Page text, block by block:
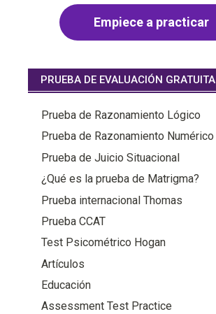
Empiece a practicar
PRUEBA DE EVALUACIÓN GRATUITA
Prueba de Razonamiento Lógico
Prueba de Razonamiento Numérico
Prueba de Juicio Situacional
¿Qué es la prueba de Matrigma?
Prueba internacional Thomas
Prueba CCAT
Test Psicométrico Hogan
Artículos
Educación
Assessment Test Practice